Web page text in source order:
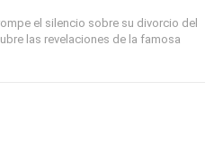
el silencio sobre su divorcio del
las revelaciones de la famosa